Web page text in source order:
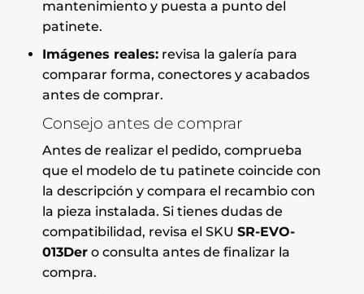
mantenimiento y puesta a punto del
patinete.
Imágenes reales:revisa la galería para
comparar forma, conectores y acabados
antes de comprar.
Consejo antes de comprar
Antes de realizar el pedido, comprueba
que el modelo de tu patinete coincide con
la descripción y compara el recambio con
la pieza instalada. Si tienes dudas de
compatibilidad, revisa el SKU SR-EVO-
013Dero consulta antes de finalizar la
compra.